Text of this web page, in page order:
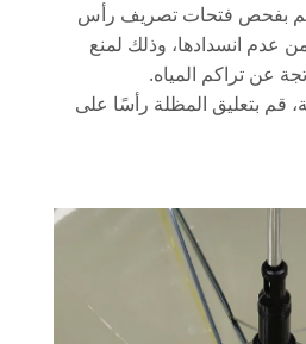
قم بفحص فتحات تصريف رأس
عدم انسدادها، وذلك لمنع
قم بتعليق المظلة رأسًا على